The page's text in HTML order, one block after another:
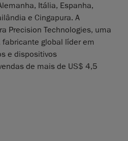
Itália, Espanha,
e Cingapura. A
Precision Technologies, uma
fabricante global líder em
e dispositivos
de mais de US$ 4,5